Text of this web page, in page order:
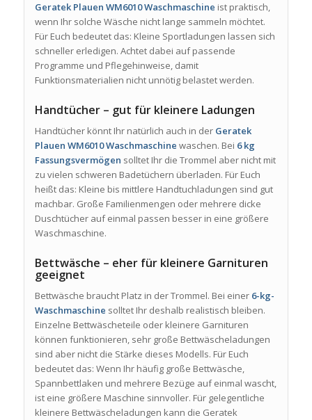
Geratek Plauen WM6010 Waschmaschine ist praktisch,
wenn Ihr solche Wäsche nicht lange sammeln möchtet.
Für Euch bedeutet das: Kleine Sportladungen lassen sich
schneller erledigen. Achtet dabei auf passende
Programme und Pflegehinweise, damit
Funktionsmaterialien nicht unnötig belastet werden.
Handtücher – gut für kleinere Ladungen
Handtücher könnt Ihr natürlich auch in der Geratek
Plauen WM6010 Waschmaschine waschen. Bei 6 kg
Fassungsvermögen solltet Ihr die Trommel aber nicht mit
zu vielen schweren Badetüchern überladen. Für Euch
heißt das: Kleine bis mittlere Handtuchladungen sind gut
machbar. Große Familienmengen oder mehrere dicke
Duschtücher auf einmal passen besser in eine größere
Waschmaschine.
Bettwäsche – eher für kleinere Garnituren
geeignet
Bettwäsche braucht Platz in der Trommel. Bei einer 6-kg-
Waschmaschine solltet Ihr deshalb realistisch bleiben.
Einzelne Bettwäscheteile oder kleinere Garnituren
können funktionieren, sehr große Bettwäscheladungen
sind aber nicht die Stärke dieses Modells. Für Euch
bedeutet das: Wenn Ihr häufig große Bettwäsche,
Spannbettlaken und mehrere Bezüge auf einmal wascht,
ist eine größere Maschine sinnvoller. Für gelegentliche
kleinere Bettwäscheladungen kann die Geratek